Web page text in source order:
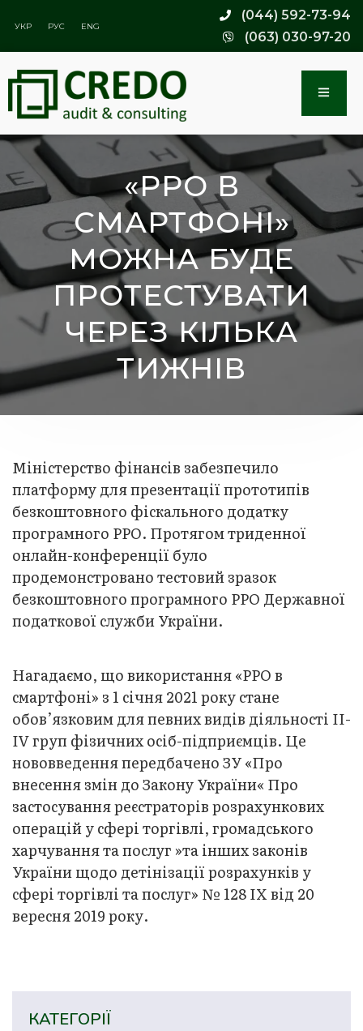
УКР РУС ENG
(044) 592-73-94
(063) 030-97-20
«РРО В
СМАРТФОНІ»
МОЖНА БУДЕ
ПРОТЕСТУВАТИ
ЧЕРЕЗ КІЛЬКА
ТИЖНІВ
Міністерство фінансів забезпечило
платформу для презентації прототипів
безкоштовного фіскального додатку
програмного РРО. Протягом триденної
онлайн-конференції було
продемонстровано тестовий зразок
безкоштовного програмного РРО Державної
податкової служби України.
Нагадаємо, що використання «РРО в
смартфоні» з 1 січня 2021 року стане
обов’язковим для певних видів діяльності II-
IV груп фізичних осіб-підприємців. Це
нововведення передбачено ЗУ «Про
внесення змін до Закону України« Про
застосування реєстраторів розрахункових
операцій у сфері торгівлі, громадського
харчування та послуг »та інших законів
України щодо детінізації розрахунків у
сфері торгівлі та послуг» № 128 IX від 20
вересня 2019 року.
КАТЕГОРІЇ